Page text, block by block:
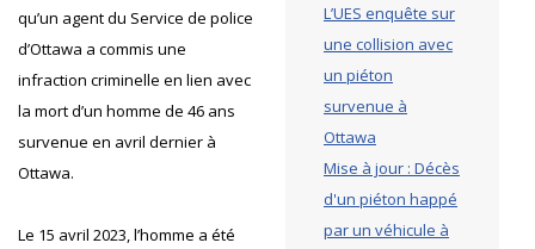
L’UES enquête sur
une collision avec
un piéton
survenue à
Ottawa
Mise à jour : Décès
d'un piéton happé
par un véhicule à
qu’un agent du Service de police
d’Ottawa a commis une
infraction criminelle en lien avec
la mort d’un homme de 46 ans
survenue en avril dernier à
Ottawa.
Le 15 avril 2023, l’homme a été